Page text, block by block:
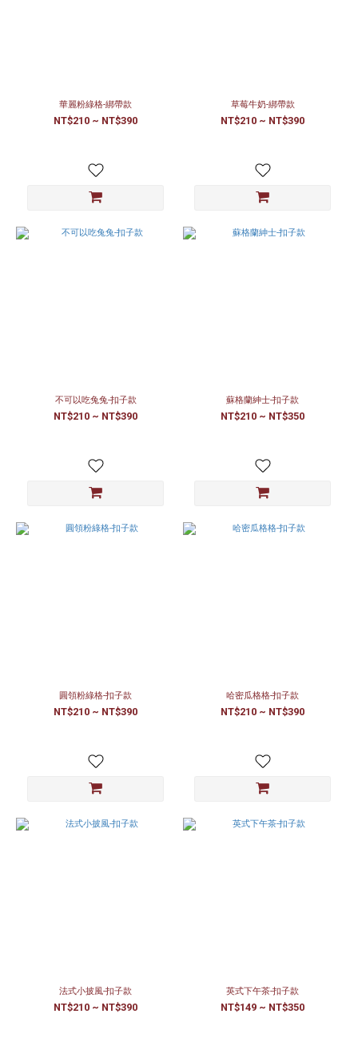
華麗粉綠格-綁帶款
NT$210 ~ NT$390
草莓牛奶-綁帶款
NT$210 ~ NT$390
不可以吃兔兔-扣子款
NT$210 ~ NT$390
蘇格蘭紳士-扣子款
NT$210 ~ NT$350
圓領粉綠格-扣子款
NT$210 ~ NT$390
哈密瓜格格-扣子款
NT$210 ~ NT$390
法式小披風-扣子款
NT$210 ~ NT$390
英式下午茶-扣子款
NT$149 ~ NT$350